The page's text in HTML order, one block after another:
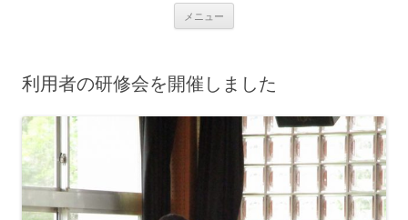
メニュー
へ
ス
キ
プ
利用者の研修会を開催しました